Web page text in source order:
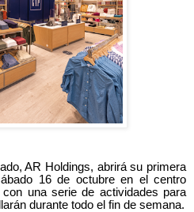
AR Holdings, abrirá su primera
16 de octubre en el centro
una serie de actividades para
durante todo el fin de semana.